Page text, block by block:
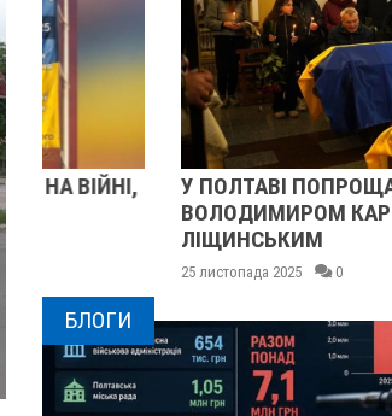
У ПОЛТАВІ ПОПРОЩАЛИСЯ ІЗ
ВОЛОДИМИРОМ КАРЕНГІНИМ ТА
ЛІЩИНСЬКИМ
0
БЛОГИ